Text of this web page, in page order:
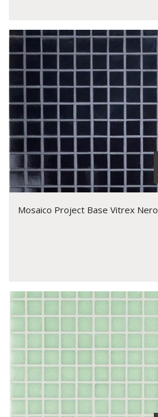
Mosaico Project Base Vitrex Nero